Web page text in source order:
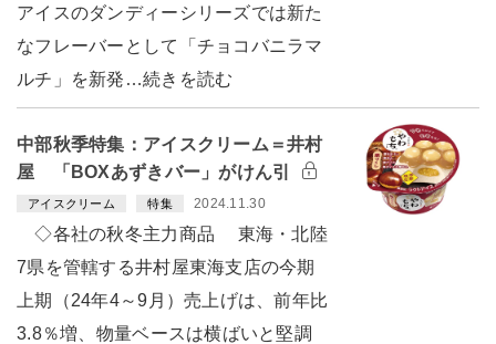
アイスのダンディーシリーズでは新た
なフレーバーとして「チョコバニラマ
ルチ」を新発…続きを読む
中部秋季特集：アイスクリーム＝井村
屋 「BOXあずきバー」がけん引
アイスクリーム 特集 2024.11.30
◇各社の秋冬主力商品 東海・北陸
7県を管轄する井村屋東海支店の今期
上期（24年4～9月）売上げは、前年比
3.8％増、物量ベースは横ばいと堅調